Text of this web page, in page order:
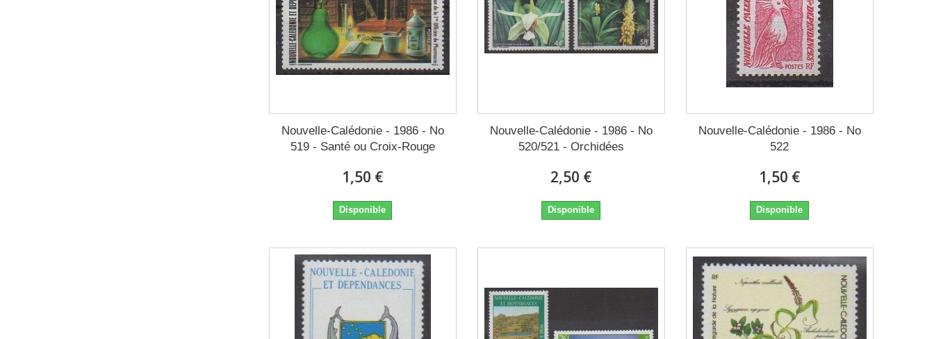
Nouvelle-Calédonie - 1986 - No
519 - Santé ou Croix-Rouge
1,50 €
Disponible
Nouvelle-Calédonie - 1986 - No
520/521 - Orchidées
2,50 €
Disponible
Nouvelle-Calédonie - 1986 - No
522
1,50 €
Disponible